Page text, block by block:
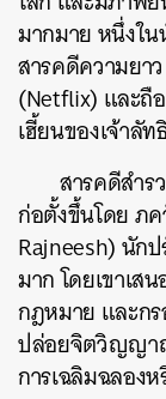
มากมาย หนึ่งใ
สารคดีความยา
(Netflix) และถื
เฮี้ยนของเจ้าลั
สารคดีสำ
ก่อตั้งขึ้นโดย ภ
Rajneesh) นัก
มาก โดยเขาเ
กฎหมาย และก
ปล่อยจิตวิญญา
การเฉลิมฉลอง